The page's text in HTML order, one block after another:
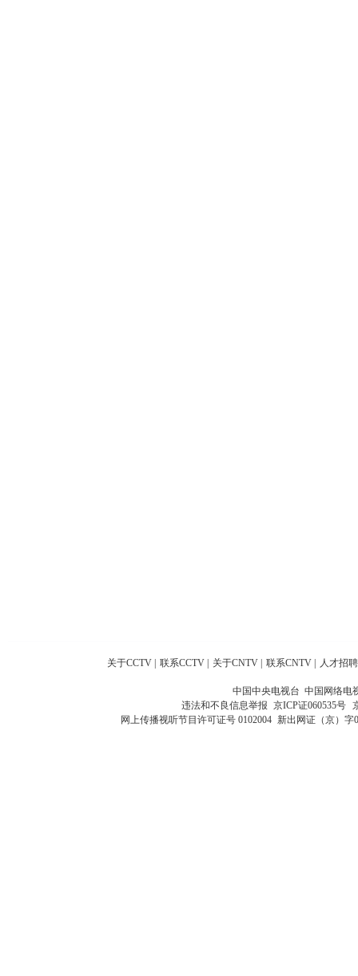
关于CCTV 联系CCTV 关于CNTV 联系CNTV 人才招聘
中国中央电视台 中国网络电
违法和不良信息举报 京ICP证060535号
网上传播视听节目许可证号 0102004 新出网证（京）